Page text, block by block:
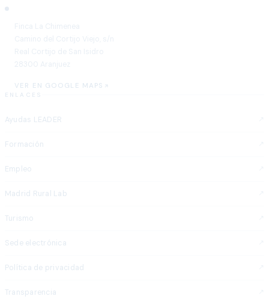
VER EN GOOGLE MAPS
ENLACES
Ayudas LEADER
Formación
Empleo
Madrid Rural Lab
Turismo
Sede electrónica
Política de privacidad
Transparencia